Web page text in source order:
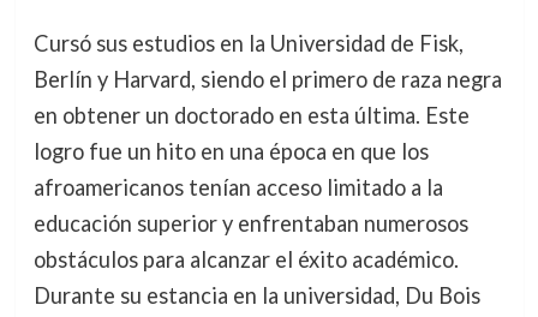
Cursó sus estudios en la Universidad de Fisk,
Berlín y Harvard, siendo el primero de raza negra
en obtener un doctorado en esta última. Este
logro fue un hito en una época en que los
afroamericanos tenían acceso limitado a la
educación superior y enfrentaban numerosos
obstáculos para alcanzar el éxito académico.
Durante su estancia en la universidad, Du Bois